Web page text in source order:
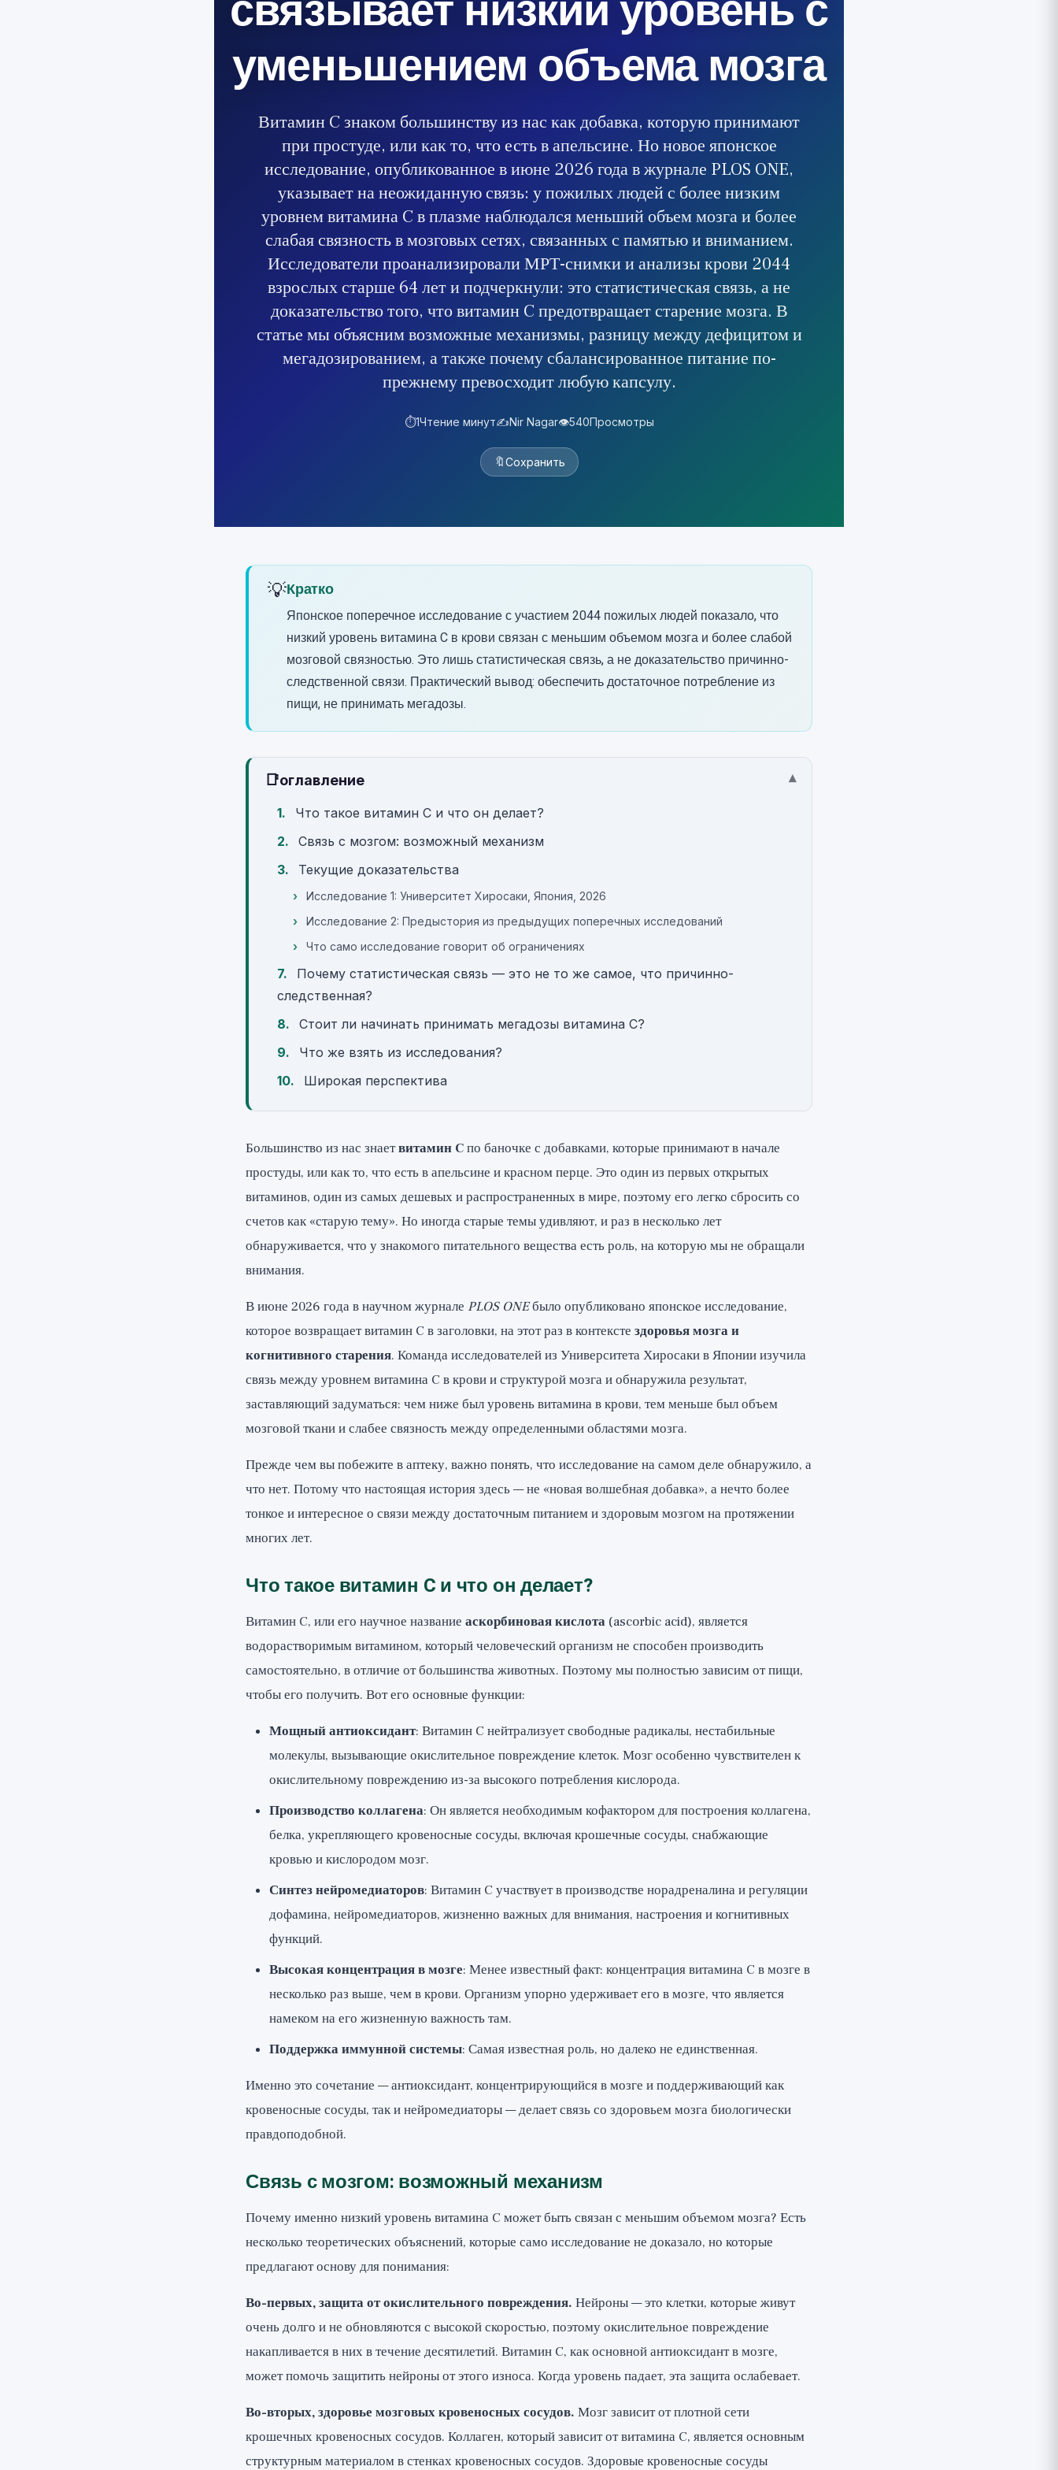
уменьшением объема мозга
Витамин C знаком большинству из нас как добавка, которую принимают
при простуде, или как то, что есть в апельсине. Но новое японское
исследование, опубликованное в июне 2026 года в журнале PLOS ONE,
указывает на неожиданную связь: у пожилых людей с более низким
уровнем витамина C в плазме наблюдался меньший объем мозга и более
слабая связность в мозговых сетях, связанных с памятью и вниманием.
Исследователи проанализировали МРТ-снимки и анализы крови 2044
взрослых старше 64 лет и подчеркнули: это статистическая связь, а не
доказательство того, что витамин C предотвращает старение мозга. В
статье мы объясним возможные механизмы, разницу между дефицитом и
мегадозированием, а также почему сбалансированное питание по-
прежнему превосходит любую капсулу.
⏱️1Чтение минут✍️Nir Nagar👁️540Просмотры
🔖Сохранить
💡Кратко
Японское поперечное исследование с участием 2044 пожилых людей показало, что
низкий уровень витамина C в крови связан с меньшим объемом мозга и более слабой
мозговой связностью. Это лишь статистическая связь, а не доказательство причинно-
следственной связи. Практический вывод: обеспечить достаточное потребление из
пищи, не принимать мегадозы.
📑оглавление ▾
Что такое витамин C и что он делает?
Связь с мозгом: возможный механизм
Текущие доказательства
Исследование 1: Университет Хиросаки, Япония, 2026
Исследование 2: Предыстория из предыдущих поперечных исследований
Что само исследование говорит об ограничениях
Почему статистическая связь — это не то же самое, что причинно-
следственная?
Стоит ли начинать принимать мегадозы витамина C?
Что же взять из исследования?
Широкая перспектива
Большинство из нас знаетвитамин Cпо баночке с добавками, которые принимают в начале
простуды, или как то, что есть в апельсине и красном перце. Это один из первых открытых
витаминов, один из самых дешевых и распространенных в мире, поэтому его легко сбросить со
счетов как «старую тему». Но иногда старые темы удивляют, и раз в несколько лет
обнаруживается, что у знакомого питательного вещества есть роль, на которую мы не обращали
внимания.
В июне 2026 года в научном журнале PLOS ONEбыло опубликовано японское исследование,
которое возвращает витамин C в заголовки, на этот раз в контексте здоровья мозга и
когнитивного старения. Команда исследователей из Университета Хиросаки в Японии изучила
связь между уровнем витамина C в крови и структурой мозга и обнаружила результат,
заставляющий задуматься: чем ниже был уровень витамина в крови, тем меньше был объем
мозговой ткани и слабее связность между определенными областями мозга.
Прежде чем вы побежите в аптеку, важно понять, что исследование на самом деле обнаружило, а
что нет. Потому что настоящая история здесь — не «новая волшебная добавка», а нечто более
тонкое и интересное о связи между достаточным питанием и здоровым мозгом на протяжении
многих лет.
Что такое витамин C и что он делает?
Витамин C, или его научное название аскорбиновая кислота (ascorbic acid), является
водорастворимым витамином, который человеческий организм не способен производить
самостоятельно, в отличие от большинства животных. Поэтому мы полностью зависим от пищи,
чтобы его получить. Вот его основные функции:
Мощный антиоксидант: Витамин C нейтрализует свободные радикалы, нестабильные
молекулы, вызывающие окислительное повреждение клеток. Мозг особенно чувствителен к
окислительному повреждению из-за высокого потребления кислорода.
Производство коллагена: Он является необходимым кофактором для построения коллагена,
белка, укрепляющего кровеносные сосуды, включая крошечные сосуды, снабжающие
кровью и кислородом мозг.
Синтез нейромедиаторов: Витамин C участвует в производстве норадреналина и регуляции
дофамина, нейромедиаторов, жизненно важных для внимания, настроения и когнитивных
функций.
Высокая концентрация в мозге: Менее известный факт: концентрация витамина C в мозге в
несколько раз выше, чем в крови. Организм упорно удерживает его в мозге, что является
намеком на его жизненную важность там.
Поддержка иммунной системы: Самая известная роль, но далеко не единственная.
Именно это сочетание — антиоксидант, концентрирующийся в мозге и поддерживающий как
кровеносные сосуды, так и нейромедиаторы — делает связь со здоровьем мозга биологически
правдоподобной.
Связь с мозгом: возможный механизм
Почему именно низкий уровень витамина C может быть связан с меньшим объемом мозга? Есть
несколько теоретических объяснений, которые само исследование не доказало, но которые
предлагают основу для понимания:
Во-первых, защита от окислительного повреждения. Нейроны — это клетки, которые живут
очень долго и не обновляются с высокой скоростью, поэтому окислительное повреждение
накапливается в них в течение десятилетий. Витамин C, как основной антиоксидант в мозге,
может помочь защитить нейроны от этого износа. Когда уровень падает, эта защита ослабевает.
Во-вторых, здоровье мозговых кровеносных сосудов. Мозг зависит от плотной сети
крошечных кровеносных сосудов. Коллаген, который зависит от витамина C, является основным
структурным материалом в стенках кровеносных сосудов. Здоровые кровеносные сосуды